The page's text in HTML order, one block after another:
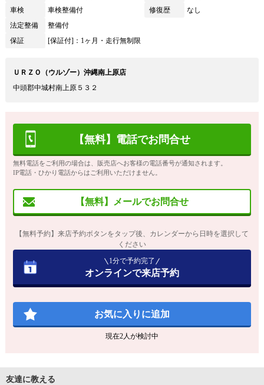
車検
車検整備付 修復歴
なし
法定整備
整備付
保証
[保証付]：1ヶ月・走行無制限
ＵＲＺＯ（ウルゾー）沖縄南上原店
中頭郡中城村南上原５３２
【無料】電話でお問合せ
無料電話をご利用の場合は、販売店へお客様の電話番号が通知されます。
IP電話・ひかり電話からはご利用いただけません。
【無料】メールでお問合せ
【無料予約】来店予約ボタンをタップ後、カレンダーから日時を選択して
ください
1分で予約完了
オンラインで来店予約
お気に入りに追加
現在2人が検討中
友達に教える